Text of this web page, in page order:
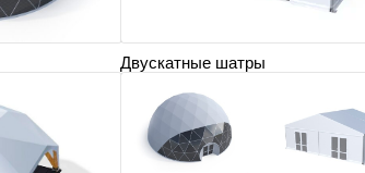
Двускатные шатры